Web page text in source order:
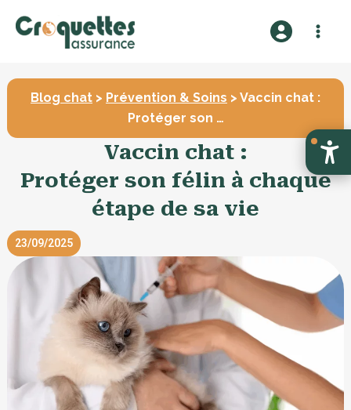
Blog chat > Prévention & Soins > Vaccin chat :
Protéger son …
Vaccin chat :
Protéger son félin à chaque
étape de sa vie
23/09/2025